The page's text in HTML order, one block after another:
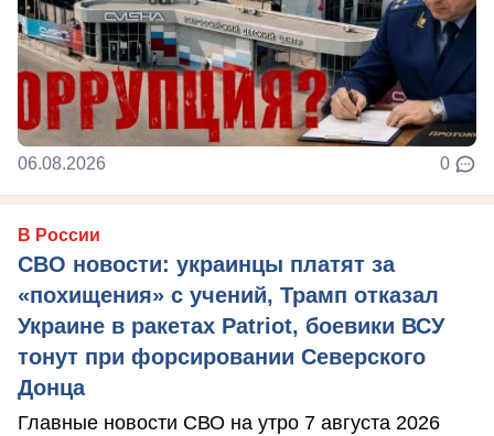
06.08.2026 0
В России
СВО новости: украинцы платят за
«похищения» с учений, Трамп отказал
Украине в ракетах Patriot, боевики ВСУ
тонут при форсировании Северского
Донца
Главные новости СВО на утро 7 августа 2026